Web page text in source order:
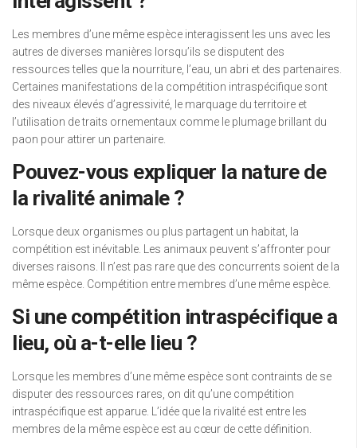
Les membres d’une même espèce interagissent les uns avec les
autres de diverses manières lorsqu’ils se disputent des
ressources telles que la nourriture, l’eau, un abri et des partenaires.
Certaines manifestations de la compétition intraspécifique sont
des niveaux élevés d’agressivité, le marquage du territoire et
l’utilisation de traits ornementaux comme le plumage brillant du
paon pour attirer un partenaire.
Pouvez-vous expliquer la nature de
la rivalité animale ?
Lorsque deux organismes ou plus partagent un habitat, la
compétition est inévitable. Les animaux peuvent s’affronter pour
diverses raisons. Il n’est pas rare que des concurrents soient de la
même espèce. Compétition entre membres d’une même espèce.
Si une compétition intraspécifique a
lieu, où a-t-elle lieu ?
Lorsque les membres d’une même espèce sont contraints de se
disputer des ressources rares, on dit qu’une compétition
intraspécifique est apparue. L’idée que la rivalité est entre les
membres de la même espèce est au cœur de cette définition.